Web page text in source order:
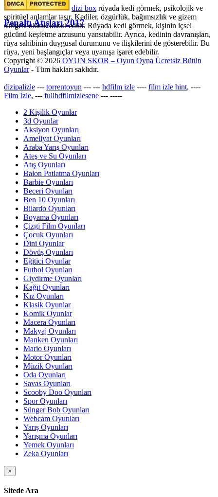
Penaltı Atışları 2017
dizi box rüyada kedi görmek​, psikolojik ve
spiritüel anlamlar taşır. Kediler, özgürlük, bağımsızlık ve gizem
simgesi olarak kabul edilir. Rüyada kedi görmek, kişinin içsel
gücünü keşfetme arzusunu yansıtabilir. Ayrıca, kedinin davranışları,
rüya sahibinin duygusal durumunu ve ilişkilerini de gösterebilir. Bu
rüya, yeni başlangıçlar veya uyanışa işaret edebilir.
Copyright © 2026 OYUN SKOR – Oyun Oyna Ücretsiz Bütün
Oyunlar- Tüm hakları saklıdır.
dizipalizle --- torrentoyun --- --- hdfilm izle ---- film izle hint, ----
Film İzle, --- fullhdfilmizlesene --- -----
2 Kişilik Oyunlar
3d Oyunlar
Aksiyon Oyunları
Ameliyat Oyunları
Araba Yarış Oyunları
Ateş ve Su Oyunları
Atış Oyunları
Balon Patlatma Oyunları
Barbie Oyunları
Beceri Oyunları
Ben 10 Oyunları
Bilardo Oyunları
Boyama Oyunları
Çizgi Film Oyunları
Çocuk Oyunları
Dini Oyunlar
Dövüş Oyunları
Eğitici Oyunlar
Futbol Oyunları
Giydirme Oyunları
Kağıt Oyunları
Kız Oyunları
Klasik Oyunlar
Komik Oyunlar
Macera Oyunları
Makyaj Oyunları
Manken Oyunları
Mario Oyunları
Motor Oyunları
Müzik Oyunları
Oda Oyunları
Savas Oyunları
Scooby Doo Oyunları
Spor Oyunları
Sünger Bob Oyunları
Webcam Oyunları
Yarış Oyunları
Yarışma Oyunları
Yemek Oyunları
Zeka Oyunları
×
Sitede Ara